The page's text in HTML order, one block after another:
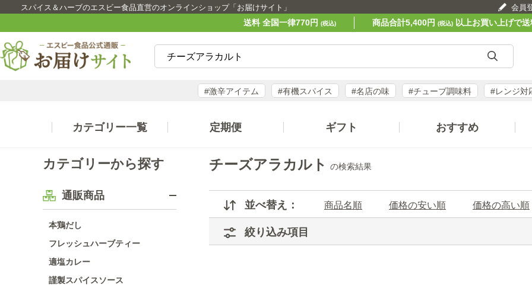
スパイス＆ハーブのエスビー食品直営のオンラインショップ「お届けサイト」 会員
送料 全国一律770円 (税込) 商品合計5,400円 (税込)以上お買い上げで送
#激辛アイテム #有機スパイス #名店の味 #チューブ調味料 #レンジ対
カテゴリー一覧 定期便 ギフト おすすめ
カテゴリーから探す
通販商品
本鶏だし
フレッシュハーブティー
適塩カレー
謹製スパイスソース
チーズアラカルト の検索結果
並べ替え： 商品名順 価格の安い順 価格の高い順
絞り込み項目